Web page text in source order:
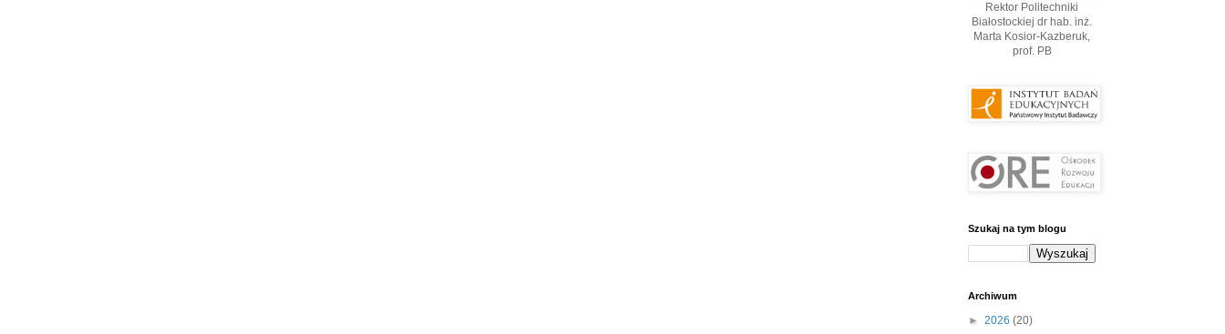
Rektor Politechniki
Białostockiej dr hab. inż.
Marta Kosior-Kazberuk,
prof. PВ
Szukaj na tym blogu
Archiwum
► 2026 (20)